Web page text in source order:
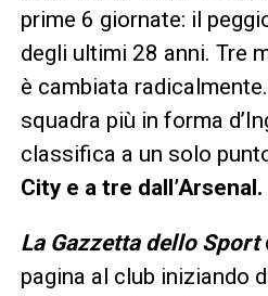
prime 6 giornate: il
degli ultimi 28 anni. Tre
è cambiata
squadra più in forma
classifica a un solo
City e a tre dall’Arsenal.
La Gazzetta dello Sport
pagina al club iniziando